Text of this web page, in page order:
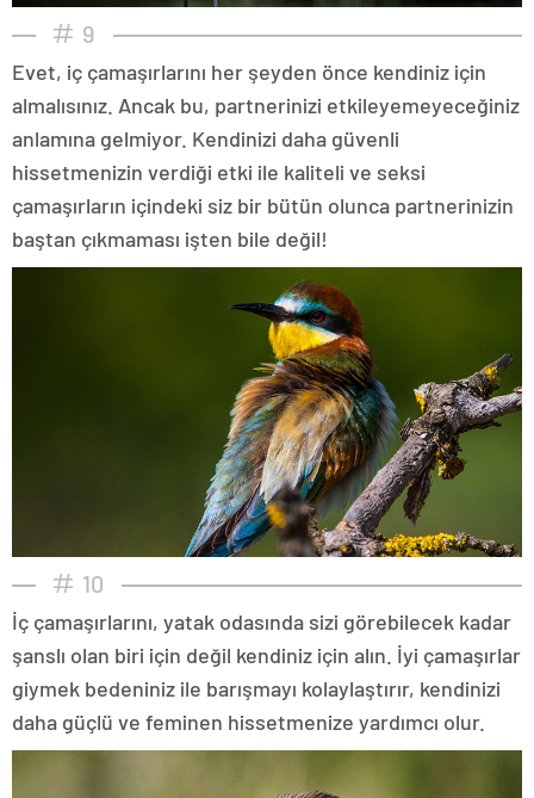
9
Evet, iç çamaşırlarını her şeyden önce kendiniz için
almalısınız. Ancak bu, partnerinizi etkileyemeyeceğiniz
anlamına gelmiyor. Kendinizi daha güvenli
hissetmenizin verdiği etki ile kaliteli ve seksi
çamaşırların içindeki siz bir bütün olunca partnerinizin
baştan çıkmaması işten bile değil!
10
İç çamaşırlarını, yatak odasında sizi görebilecek kadar
şanslı olan biri için değil kendiniz için alın. İyi çamaşırlar
giymek bedeniniz ile barışmayı kolaylaştırır, kendinizi
daha güçlü ve feminen hissetmenize yardımcı olur.